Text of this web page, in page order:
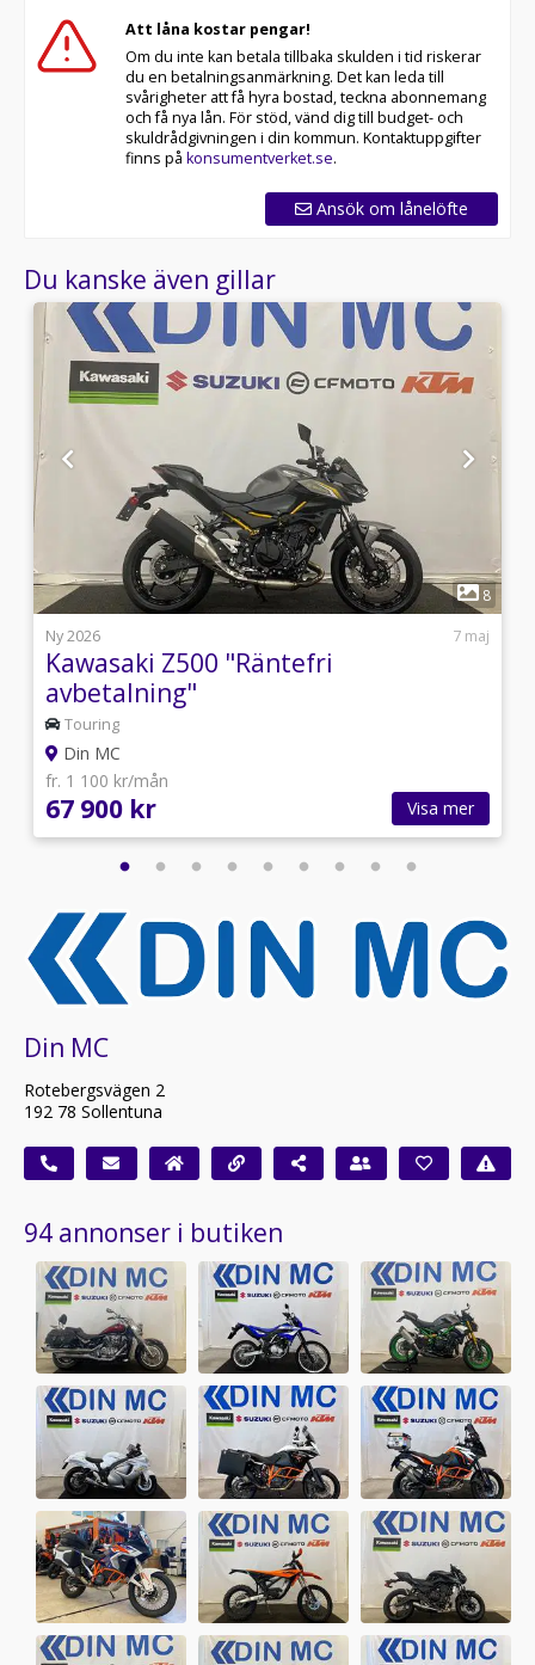
Att låna kostar pengar!
Om du inte kan betala tillbaka skulden i tid riskerar
du en betalningsanmärkning. Det kan leda till
svårigheter att få hyra bostad, teckna abonnemang
och få nya lån. För stöd, vänd dig till budget- och
skuldrådgivningen i din kommun. Kontaktuppgifter
finns på konsumentverket.se.
Ansök om lånelöfte
Du kanske även gillar
1
8
Ny 2026
7 maj
Kawasaki Z500 "Räntefri
avbetalning"
Touring
Din MC
fr. 1 100 kr/mån
67 900 kr Visa mer
Din MC
Rotebergsvägen 2
192 78 Sollentuna
94 annonser i butiken